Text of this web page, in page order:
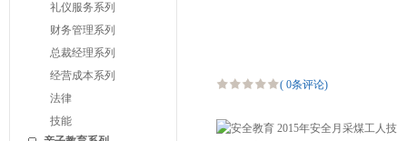
礼仪服务系列
财务管理系列
总裁经理系列
经营成本系列
法律
技能
( 0条评论)